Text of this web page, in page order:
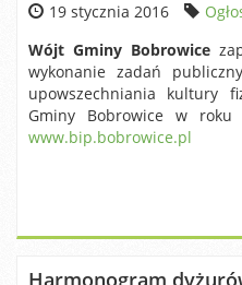
19 stycznia 2016
Wójt Gminy Bobrowice
wykonanie zadań
upowszechniania kultury
Gminy Bobrowice w
www.bip.bobrowice.pl
Harmonogram